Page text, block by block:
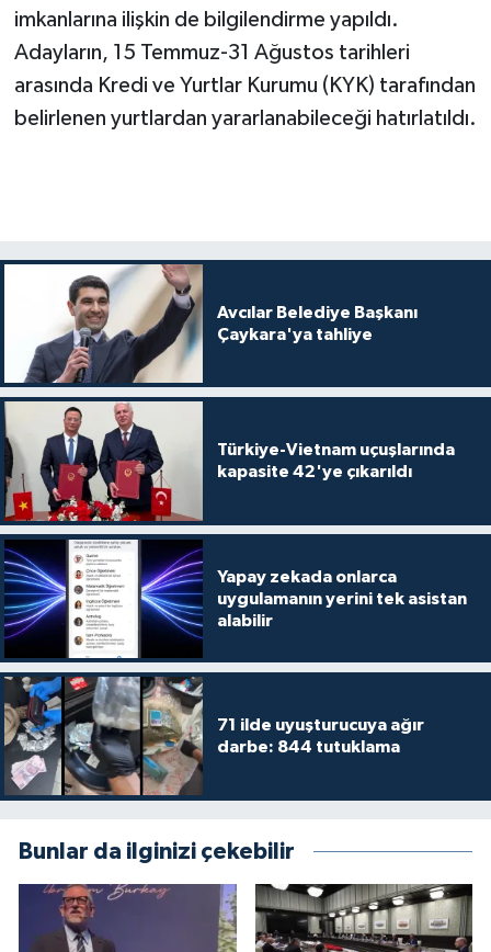
imkanlarına ilişkin de bilgilendirme yapıldı.
Adayların, 15 Temmuz-31 Ağustos tarihleri
arasında Kredi ve Yurtlar Kurumu (KYK) tarafından
belirlenen yurtlardan yararlanabileceği hatırlatıldı.
Avcılar Belediye Başkanı
Çaykara'ya tahliye
Türkiye-Vietnam uçuşlarında
kapasite 42'ye çıkarıldı
Yapay zekada onlarca
uygulamanın yerini tek asistan
alabilir
71 ilde uyuşturucuya ağır
darbe: 844 tutuklama
Bunlar da ilginizi çekebilir